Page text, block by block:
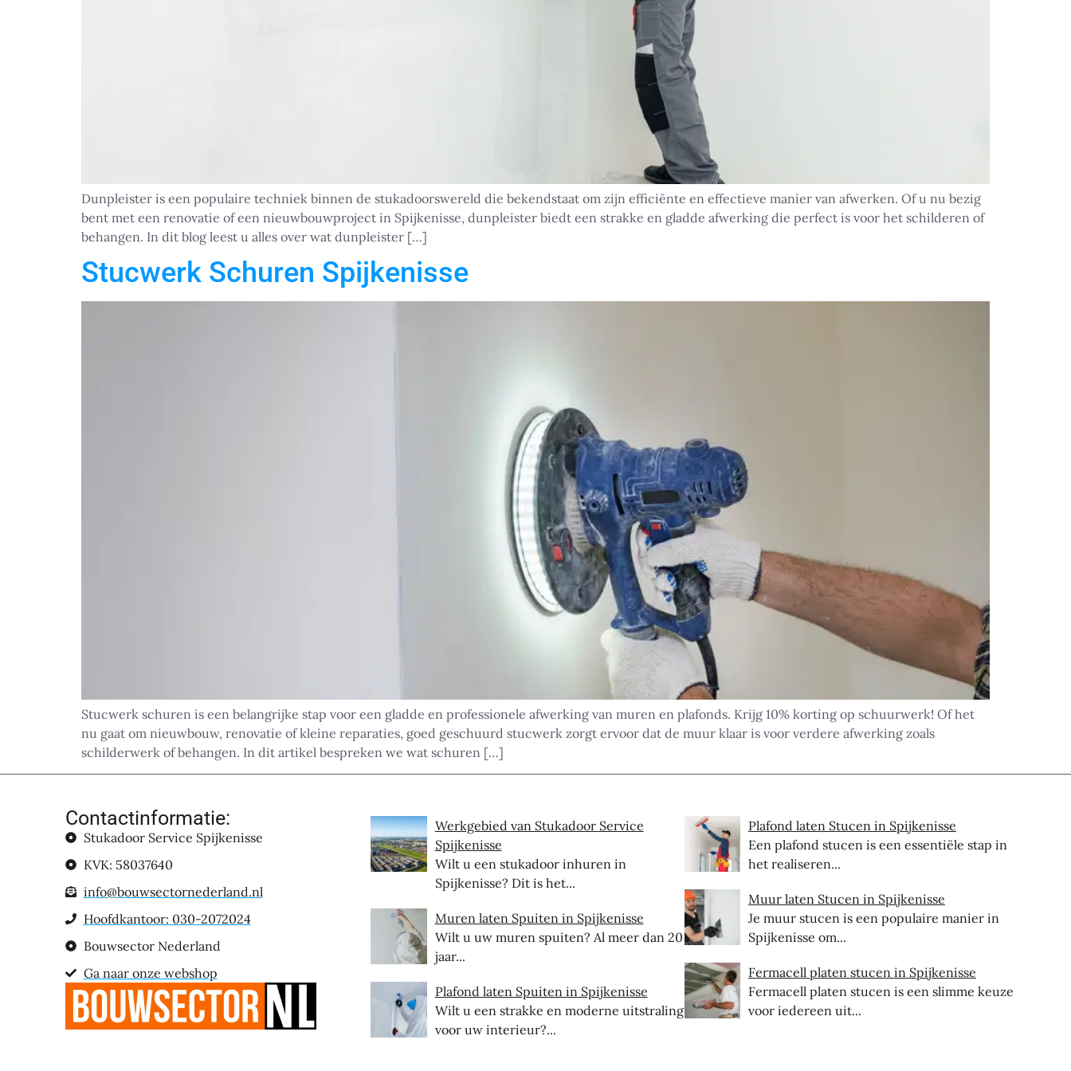
Dunpleister is een populaire techniek binnen de stukadoorswereld die bekendstaat om zijn efficiënte en effectieve manier van afwerken. Of u nu bezig
bent met een renovatie of een nieuwbouwproject in Spijkenisse, dunpleister biedt een strakke en gladde afwerking die perfect is voor het schilderen of
behangen. In dit blog leest u alles over wat dunpleister […]
Stucwerk Schuren Spijkenisse
Stucwerk schuren is een belangrijke stap voor een gladde en professionele afwerking van muren en plafonds. Krijg 10% korting op schuurwerk! Of het
nu gaat om nieuwbouw, renovatie of kleine reparaties, goed geschuurd stucwerk zorgt ervoor dat de muur klaar is voor verdere afwerking zoals
schilderwerk of behangen. In dit artikel bespreken we wat schuren […]
Contactinformatie:
Stukadoor Service Spijkenisse
KVK: 58037640
info@bouwsectornederland.nl
Hoofdkantoor: 030-2072024
Bouwsector Nederland
Ga naar onze webshop
Werkgebied van Stukadoor Service
Spijkenisse
Wilt u een stukadoor inhuren in
Spijkenisse? Dit is het...
Muren laten Spuiten in Spijkenisse
Wilt u uw muren spuiten? Al meer dan 20
jaar...
Plafond laten Spuiten in Spijkenisse
Wilt u een strakke en moderne uitstraling
voor uw interieur?...
Plafond laten Stucen in Spijkenisse
Een plafond stucen is een essentiële stap in
het realiseren...
Muur laten Stucen in Spijkenisse
Je muur stucen is een populaire manier in
Spijkenisse om...
Fermacell platen stucen in Spijkenisse
Fermacell platen stucen is een slimme keuze
voor iedereen uit...